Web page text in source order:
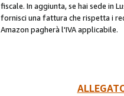
fiscale. In aggiunta, se hai sede in
fornisci una fattura che rispetta i
Amazon pagherà l'IVA applicabile.